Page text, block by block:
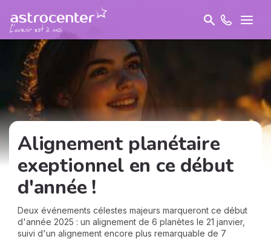
Alignement planétaire
exeptionnel en ce début
d'année !
Deux événements célestes majeurs marqueront ce début
d'année 2025 : un alignement de 6 planètes le 21 janvier,
suivi d'un alignement encore plus remarquable de 7